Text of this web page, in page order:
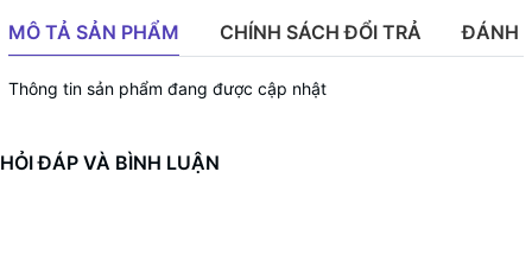
MÔ TẢ SẢN PHẨM CHÍNH SÁCH ĐỔI TRẢ ĐÁNH
Thông tin sản phẩm đang được cập nhật
HỎI ĐÁP VÀ BÌNH LUẬN